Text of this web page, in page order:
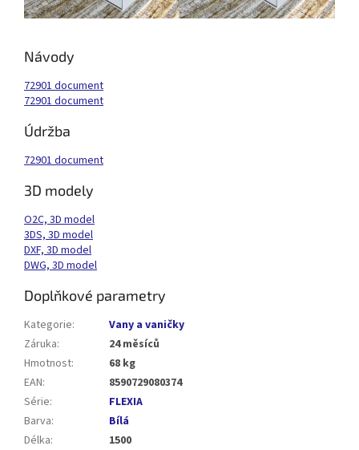
Návody
72901 document
72901 document
Údržba
72901 document
3D modely
O2C, 3D model
3DS, 3D model
DXF, 3D model
DWG, 3D model
Doplňkové parametry
Kategorie:
Vany a vaničky
Záruka:
24 měsíců
Hmotnost:
68 kg
EAN:
8590729080374
Série:
FLEXIA
Barva:
Bílá
Délka:
1500